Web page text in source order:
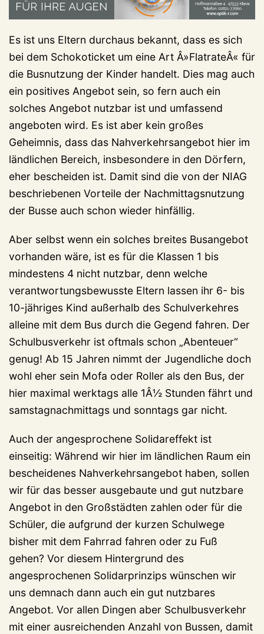
Es ist uns Eltern durchaus bekannt, dass es sich
bei dem Schokoticket um eine Art Â»FlatrateÂ« für
die Busnutzung der Kinder handelt. Dies mag auch
ein positives Angebot sein, so fern auch ein
solches Angebot nutzbar ist und umfassend
angeboten wird. Es ist aber kein großes
Geheimnis, dass das Nahverkehrsangebot hier im
ländlichen Bereich, insbesondere in den Dörfern,
eher bescheiden ist. Damit sind die von der NIAG
beschriebenen Vorteile der Nachmittagsnutzung
der Busse auch schon wieder hinfällig.
Aber selbst wenn ein solches breites Busangebot
vorhanden wäre, ist es für die Klassen 1 bis
mindestens 4 nicht nutzbar, denn welche
verantwortungsbewusste Eltern lassen ihr 6- bis
10-jähriges Kind außerhalb des Schulverkehres
alleine mit dem Bus durch die Gegend fahren. Der
Schulbusverkehr ist oftmals schon „Abenteuer“
genug! Ab 15 Jahren nimmt der Jugendliche doch
wohl eher sein Mofa oder Roller als den Bus, der
hier maximal werktags alle 1Â½ Stunden fährt und
samstagnachmittags und sonntags gar nicht.
Auch der angesprochene Solidareffekt ist
einseitig: Während wir hier im ländlichen Raum ein
bescheidenes Nahverkehrsangebot haben, sollen
wir für das besser ausgebaute und gut nutzbare
Angebot in den Großstädten zahlen oder für die
Schüler, die aufgrund der kurzen Schulwege
bisher mit dem Fahrrad fahren oder zu Fuß
gehen? Vor diesem Hintergrund des
angesprochenen Solidarprinzips wünschen wir
uns demnach dann auch ein gut nutzbares
Angebot. Vor allen Dingen aber Schulbusverkehr
mit einer ausreichenden Anzahl von Bussen, damit